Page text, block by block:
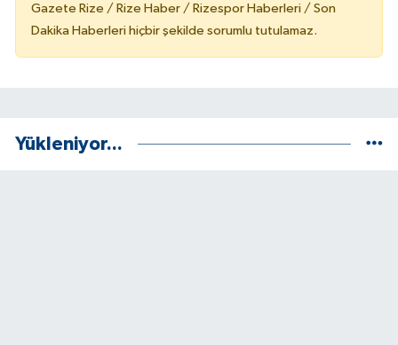
Gazete Rize / Rize Haber / Rizespor Haberleri / Son
Dakika Haberleri hiçbir şekilde sorumlu tutulamaz.
Yükleniyor...